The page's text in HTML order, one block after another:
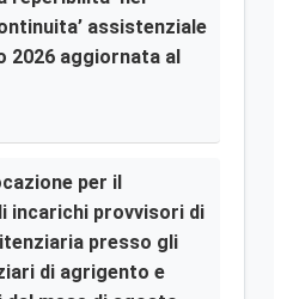
assistenziale
2026 aggiornata al
per il
incarichi provvisori di
presso gli
di agrigento e